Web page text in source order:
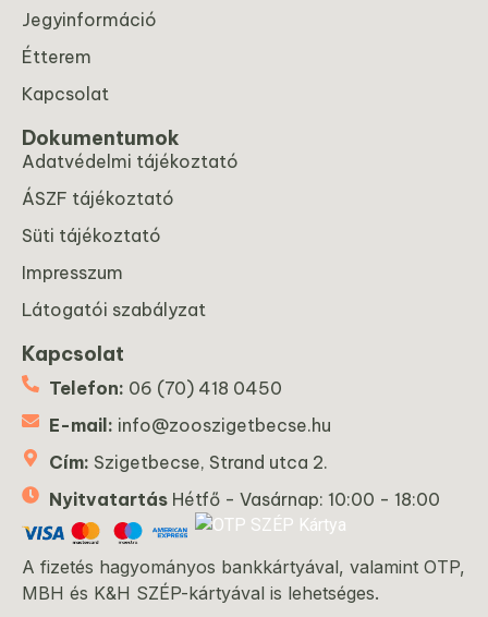
Jegyinformáció
Étterem
Kapcsolat
Dokumentumok
Adatvédelmi tájékoztató
ÁSZF tájékoztató
Süti tájékoztató
Impresszum
Látogatói szabályzat
Kapcsolat
Telefon: 06 (70) 418 0450
E-mail: info@zooszigetbecse.hu
Cím: Szigetbecse, Strand utca 2.
Nyitvatartás Hétfő - Vasárnap: 10:00 - 18:00
A fizetés hagyományos bankkártyával, valamint OTP,
MBH és K&H SZÉP-kártyával is lehetséges.